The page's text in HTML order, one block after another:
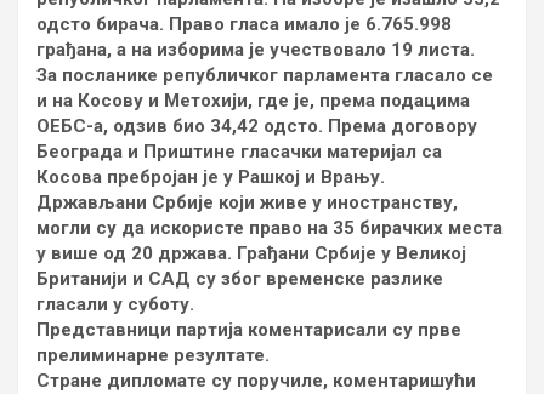
одсто бирача. Право гласа имало је 6.765.998
грађана, а на изборима је учествовало 19 листа.
За посланике републичког парламента гласало се
и на Косову и Метохији, где је, према подацима
ОЕБС-а, одзив био 34,42 одсто. Према договору
Београда и Приштине гласачки материјал са
Косова пребројан је у Рашкој и Врању.
Држављани Србије који живе у иностранству,
могли су да искористе право на 35 бирачких места
у више од 20 држава. Грађани Србије у Великој
Британији и САД су због временске разлике
гласали у суботу.
Представници партија коментарисали су прве
прелиминарне резултате.
Стране дипломате су поручиле, коментаришући